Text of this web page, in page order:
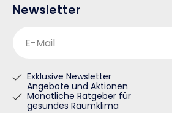
Newsletter
E-Mail
Exklusive Newsletter
Angebote und Aktionen
Monatliche Ratgeber für
gesundes Raumklima